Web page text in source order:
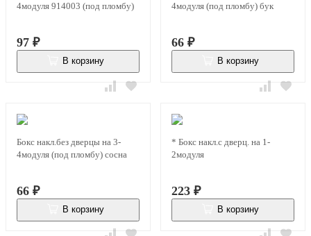
4модуля 914003 (под пломбу)
97 ₽
В корзину
4модуля (под пломбу) бук
66 ₽
В корзину
Бокс накл.без дверцы на 3-
4модуля (под пломбу) сосна
66 ₽
В корзину
* Бокс накл.с дверц. на 1-
2модуля
223 ₽
В корзину